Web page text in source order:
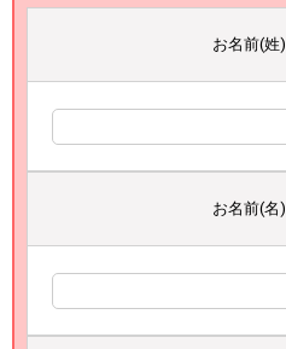
お名前(姓)
お名前(名)